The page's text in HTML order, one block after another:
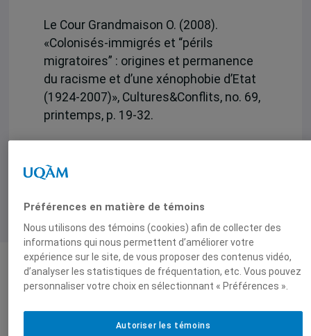
Le Cour Grandmaison O. (2008).
«Colonisés-immigrés et “périls
migratoires” : origines et permanence
du racisme et d’une xénophobie d’Etat
(1924-2007)», Cultures&Conflits, no. 69,
printemps, p. 19-32.
Auteurs-trices
Préférences en matière de témoins
Nous utilisons des témoins (cookies) afin de collecter des
informations qui nous permettent d’améliorer votre
expérience sur le site, de vous proposer des contenus vidéo,
d’analyser les statistiques de fréquentation, etc. Vous pouvez
personnaliser votre choix en sélectionnant « Préférences ».
Autoriser les témoins